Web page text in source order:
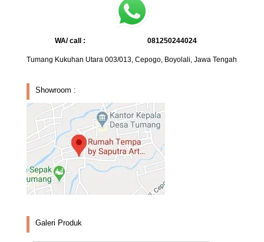
WA/ call : 081250244024
Tumang Kukuhan Utara 003/013, Cepogo, Boyolali, Jawa Tengah
Showroom :
Galeri Produk